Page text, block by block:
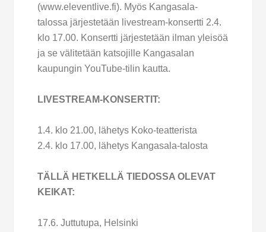
(www.eleventlive.fi). Myös Kangasala-
talossa järjestetään livestream-konsertti 2.4.
klo 17.00. Konsertti järjestetään ilman yleisöä
ja se välitetään katsojille Kangasalan
kaupungin YouTube-tilin kautta.
LIVESTREAM-KONSERTIT:
1.4. klo 21.00, lähetys Koko-teatterista
2.4. klo 17.00, lähetys Kangasala-talosta
TÄLLÄ HETKELLÄ TIEDOSSA OLEVAT
KEIKAT:
17.6. Juttutupa, Helsinki